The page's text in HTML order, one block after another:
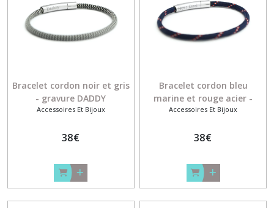
Bracelet cordon noir et gris
- gravure DADDY
Accessoires Et Bijoux
38€
Bracelet cordon bleu
marine et rouge acier -
gravure BEST DAD
Accessoires Et Bijoux
38€
cadeaux
(12)
résultats